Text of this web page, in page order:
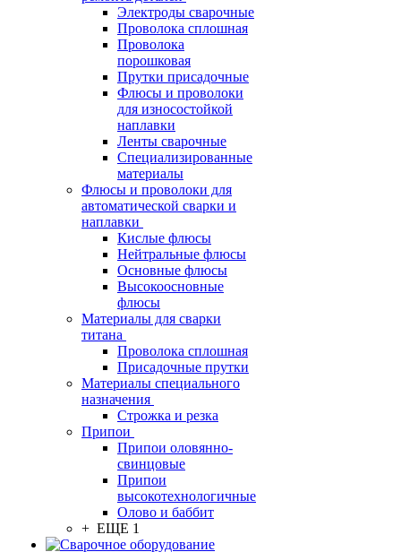
Электроды сварочные
Проволока сплошная
Проволока
порошковая
Прутки присадочные
Флюсы и проволоки
для износостойкой
наплавки
Ленты сварочные
Специализированные
материалы
Флюсы и проволоки для
автоматической сварки и
наплавки
Кислые флюсы
Нейтральные флюсы
Основные флюсы
Высокоосновные
флюсы
Материалы для сварки
титана
Проволока сплошная
Присадочные прутки
Материалы специального
назначения
Строжка и резка
Припои
Припои оловянно-
свинцовые
Припои
высокотехнологичные
Олово и баббит
+ ЕЩЕ 1